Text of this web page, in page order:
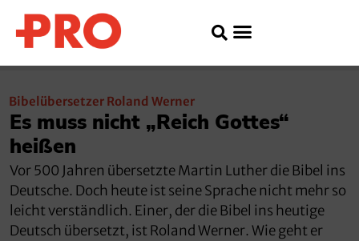
Bibelübersetzer Roland Werner
Es muss nicht „Reich Gottes“
heißen
Vor 500 Jahren übersetzte Martin Luther die Bibel ins
Deutsche. Doch heute ist seine Sprache nicht mehr so
leicht verständlich. Einer, der die Bibel ins heutige
Deutsch übersetzt, ist Roland Werner. Wie geht er